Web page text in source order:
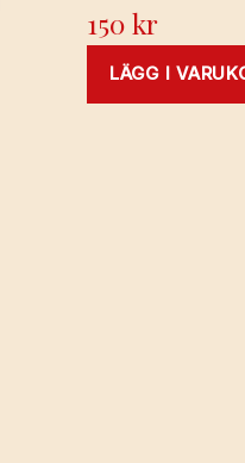
150kr
LÄGG I